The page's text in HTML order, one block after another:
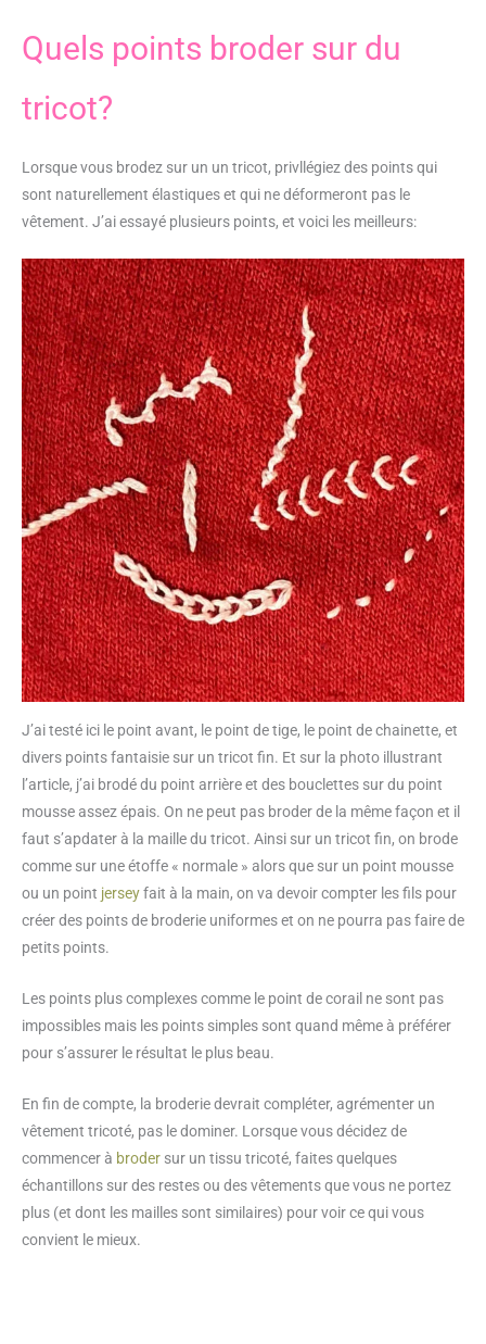
Quels points broder sur du
tricot?
Lorsque vous brodez sur un un tricot, privllégiez des points qui
sont naturellement élastiques et qui ne déformeront pas le
vêtement. J’ai essayé plusieurs points, et voici les meilleurs:
J’ai testé ici le point avant, le point de tige, le point de chainette, et
divers points fantaisie sur un tricot fin. Et sur la photo illustrant
l’article, j’ai brodé du point arrière et des bouclettes sur du point
mousse assez épais. On ne peut pas broder de la même façon et il
faut s’apdater à la maille du tricot. Ainsi sur un tricot fin, on brode
comme sur une étoffe « normale » alors que sur un point mousse
ou un point jerseyfait à la main, on va devoir compter les fils pour
créer des points de broderie uniformes et on ne pourra pas faire de
petits points.
Les points plus complexes comme le point de corail ne sont pas
impossibles mais les points simples sont quand même à préférer
pour s’assurer le résultat le plus beau.
En fin de compte, la broderie devrait compléter, agrémenter un
vêtement tricoté, pas le dominer. Lorsque vous décidez de
commencer à broder sur un tissu tricoté, faites quelques
échantillons sur des restes ou des vêtements que vous ne portez
plus (et dont les mailles sont similaires) pour voir ce qui vous
convient le mieux.